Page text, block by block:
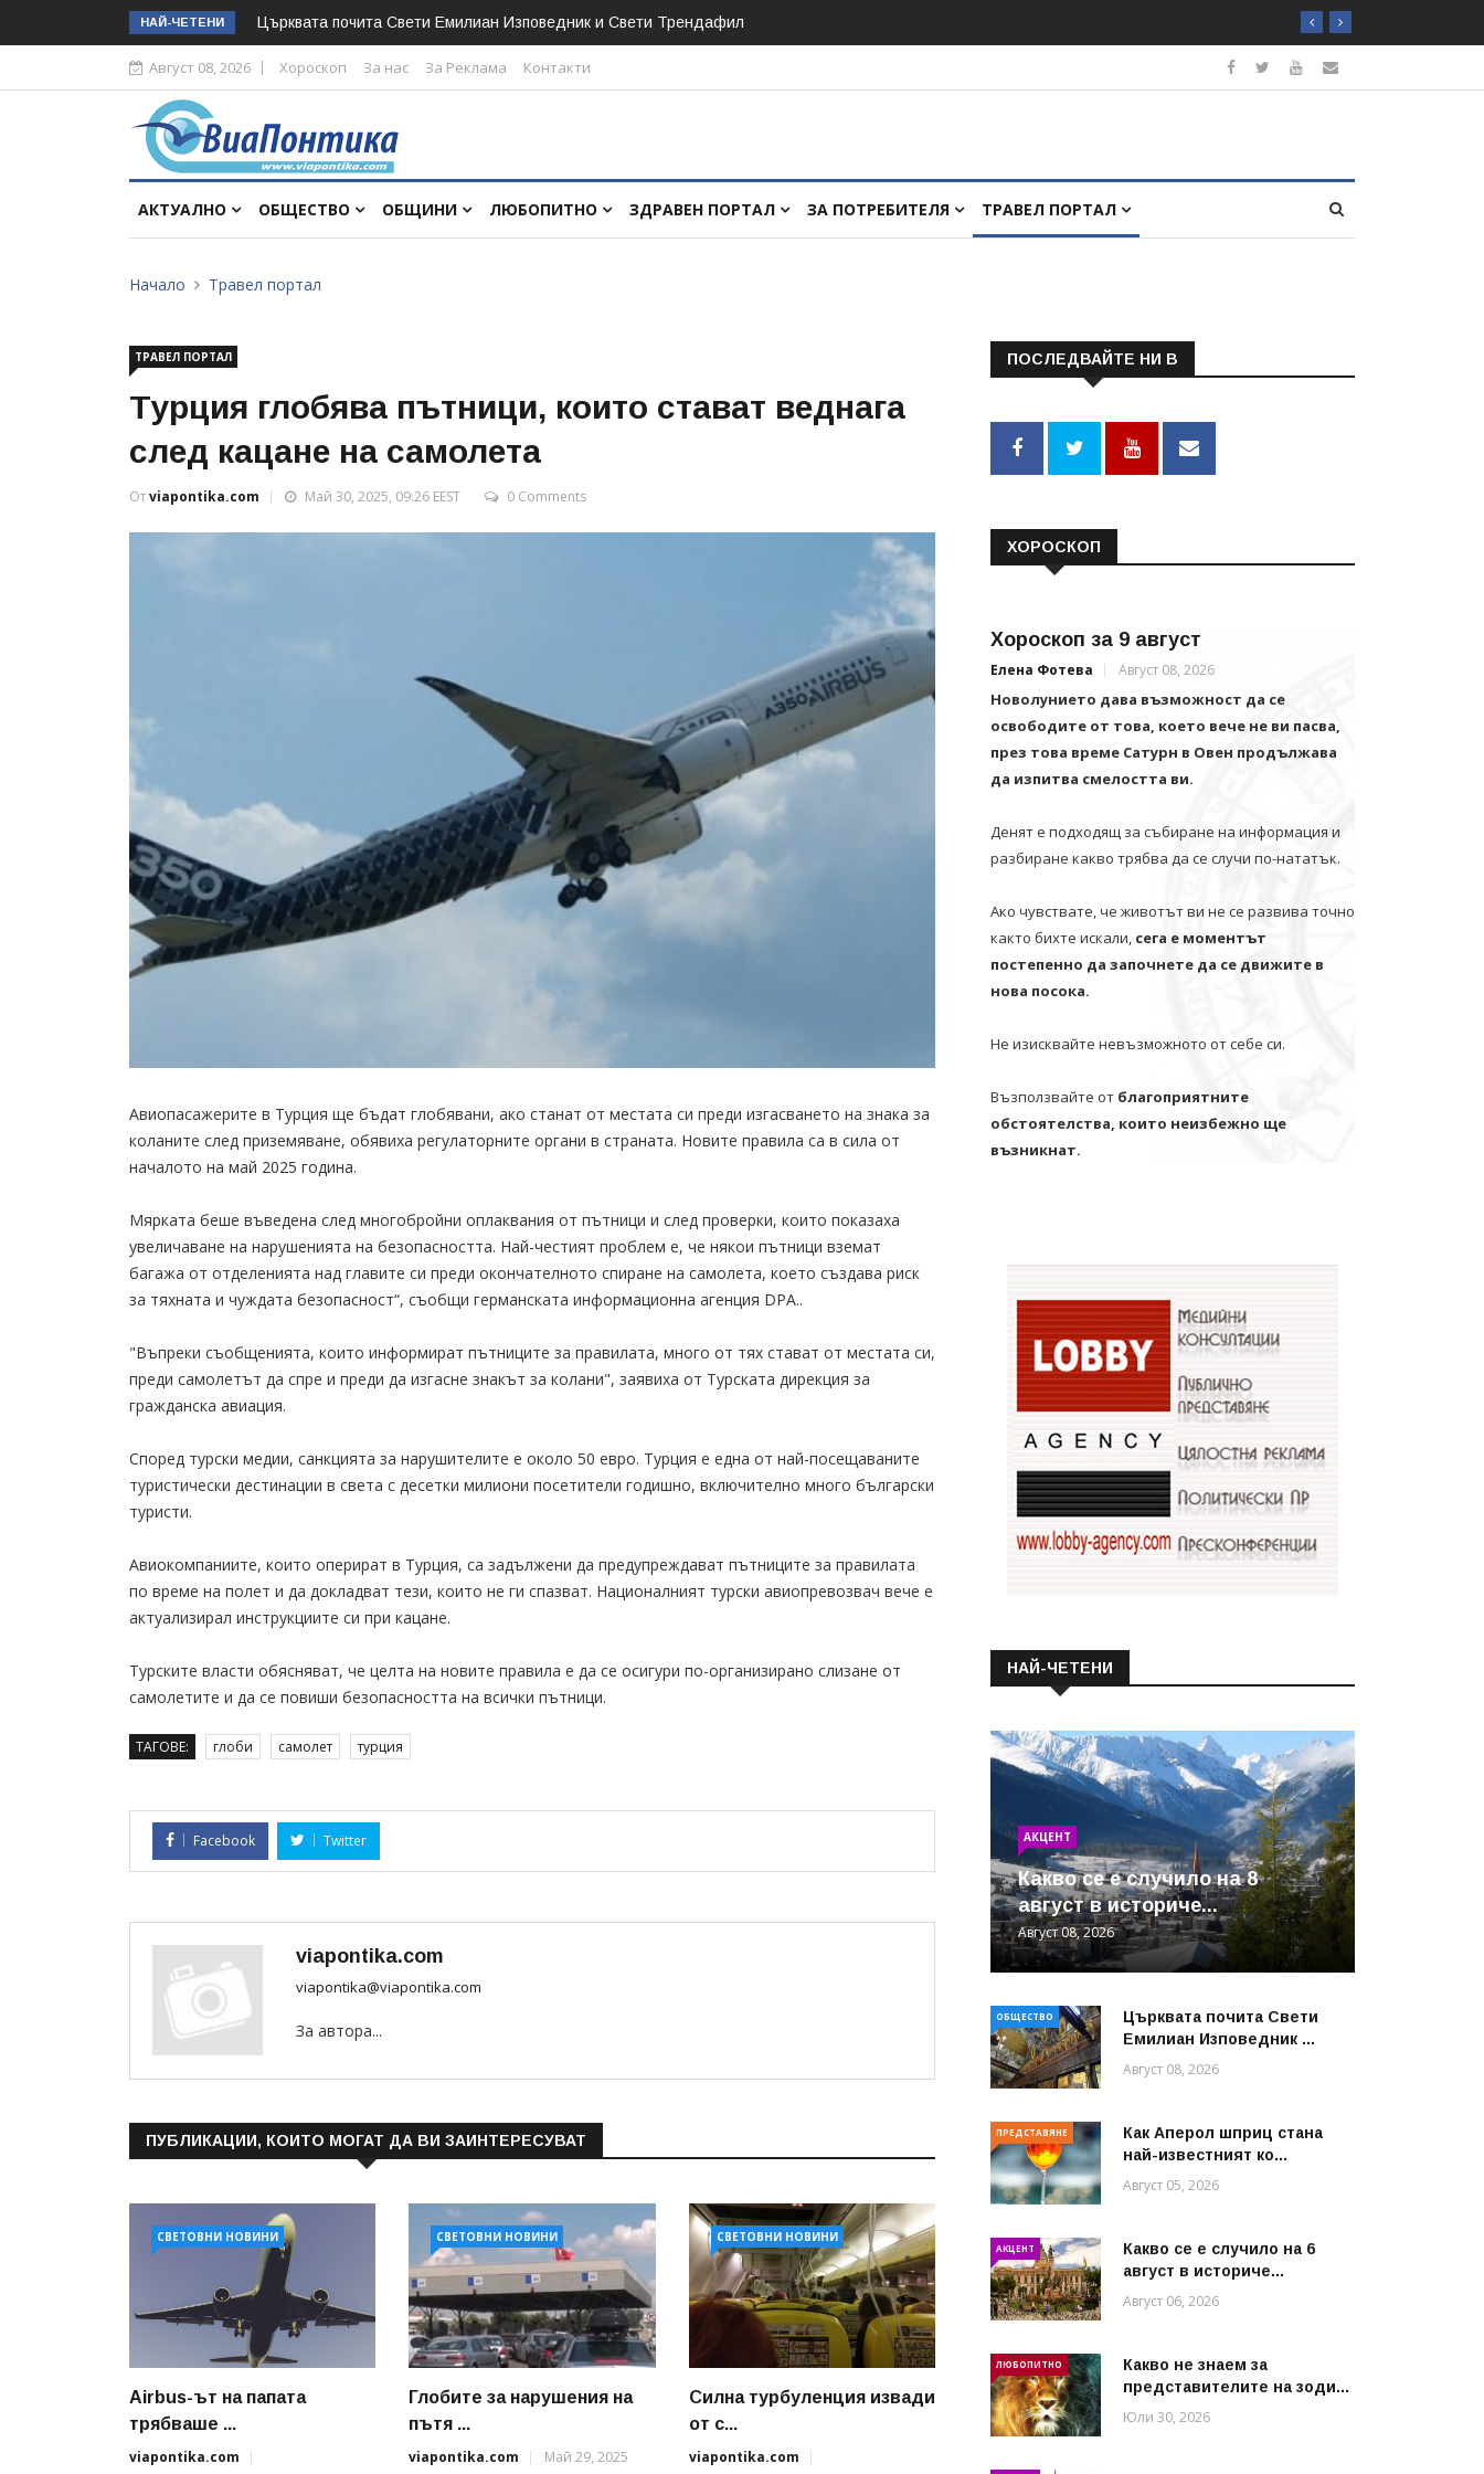
НАЙ-ЧЕТЕНИ Църквата почита Свeти Емилиан Изповедник и Свети Трендафил
Август 08, 2026 Хороскоп За нас За Реклама Контакти
АКТУАЛНО ОБЩЕСТВО ОБЩИНИ ЛЮБОПИТНО ЗДРАВЕН ПОРТАЛ ЗА ПОТРЕБИТЕЛЯ ТРАВЕЛ ПОРТАЛ
Начало Травел портал
ТРАВЕЛ ПОРТАЛ
Турция глобява пътници, които стават веднага
след кацане на самолета
Отviapontika.com Май 30, 2025, 09:26 EEST 0 Comments
Авиопасажерите в Турция ще бъдат глобявани, ако станат от местата си преди изгасването на знака за
коланите след приземяване, обявиха регулаторните органи в страната. Новите правила са в сила от
началото на май 2025 година.
Мярката беше въведена след многобройни оплаквания от пътници и след проверки, които показаха
увеличаване на нарушенията на безопасността. Най-честият проблем е, че някои пътници вземат
багажа от отделенията над главите си преди окончателното спиране на самолета, което създава риск
за тяхната и чуждата безопасност“, съобщи германската информационна агенция DPA..
"Въпреки съобщенията, които информират пътниците за правилата, много от тях стават от местата си,
преди самолетът да спре и преди да изгасне знакът за колани", заявиха от Турската дирекция за
гражданска авиация.
Според турски медии, санкцията за нарушителите е около 50 евро. Турция е една от най-посещаваните
туристически дестинации в света с десетки милиони посетители годишно, включително много български
туристи.
Авиокомпаниите, които оперират в Турция, са задължени да предупреждават пътниците за правилата
по време на полет и да докладват тези, които не ги спазват. Националният турски авиопревозвач вече е
актуализирал инструкциите си при кацане.
Турските власти обясняват, че целта на новите правила е да се осигури по-организирано слизане от
самолетите и да се повиши безопасността на всички пътници.
ТАГОВЕ: глоби самолет турция
Facebook Twitter
viapontika.com
viapontika@viapontika.com
За автора...
ПУБЛИКАЦИИ, КОИТО МОГАТ ДА ВИ ЗАИНТЕРЕСУВАТ
СВЕТОВНИ НОВИНИ
Airbus-ът на папата
трябваше ...
viapontika.com
СВЕТОВНИ НОВИНИ
Глобите за нарушения на
пътя ...
viapontika.com
Май 29, 2025
СВЕТОВНИ НОВИНИ
Силна турбуленция извади
от с...
viapontika.com
ПОСЛЕДВАЙТЕ НИ В
ХОРОСКОП
Хороскоп за 9 август
Елена Фотева Август 08, 2026
Новолунието дава възможност да се
освободите от това, което вече не ви пасва,
през това време Сатурн в Овен продължава
да изпитва смелостта ви.
Денят е подходящ за събиране на информация и
разбиране какво трябва да се случи по-нататък.
Ако чувствате, че животът ви не се развива точно
както бихте искали, сега е моментът
постепенно да започнете да се движите в
нова посока.
Не изисквайте невъзможното от себе си.
Възползвайте от благоприятните
обстоятелства, които неизбежно ще
възникнат.
НАЙ-ЧЕТЕНИ
АКЦЕНТ
Какво се е случило на 8
август в историче...
Август 08, 2026
ОБЩЕСТВО
Църквата почита Свeти
Емилиан Изповедник ...
Август 08, 2026
ПРЕДСТАВЯНЕ
Как Аперол шприц стана
най-известният ко...
Август 05, 2026
АКЦЕНТ
Какво се е случило на 6
август в историче...
Август 06, 2026
ЛЮБОПИТНО
Какво не знаем за
представителите на зоди...
Юли 30, 2026